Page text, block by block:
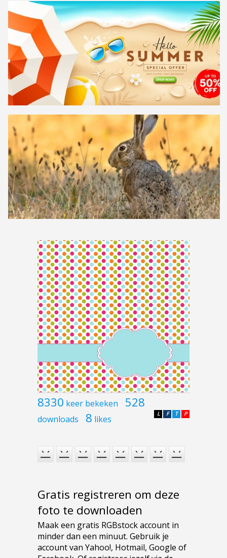
8330 keer bekeken 528
downloads 8 likes P
T
F
L
Gratis registreren om deze
foto te downloaden